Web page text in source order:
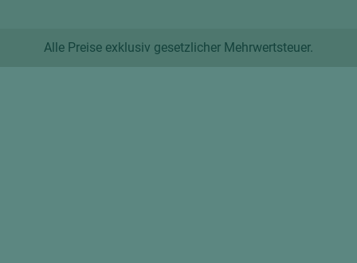
Alle Preise exklusiv gesetzlicher Mehrwertsteuer.